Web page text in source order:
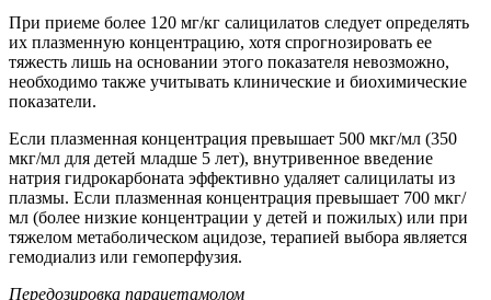
При приеме более 120 мг/кг салицилатов следует определять
их плазменную концентрацию, хотя спрогнозировать ее
тяжесть лишь на основании этого показателя невозможно,
необходимо также учитывать клинические и биохимические
показатели.
Если плазменная концентрация превышает 500 мкг/мл (350
мкг/мл для детей младше 5 лет), внутривенное введение
натрия гидрокарбоната эффективно удаляет салицилаты из
плазмы. Если плазменная концентрация превышает 700 мкг/
мл (более низкие концентрации у детей и пожилых) или при
тяжелом метаболическом ацидозе, терапией выбора является
гемодиализ или гемоперфузия.
Передозировка парацетамолом